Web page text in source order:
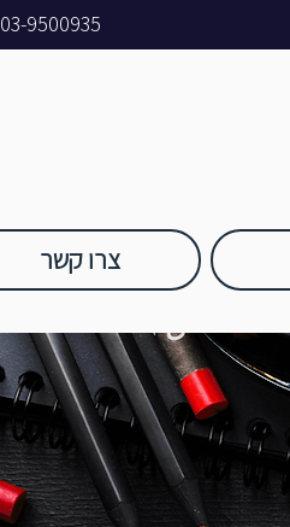
03-9500935
צרו קשר